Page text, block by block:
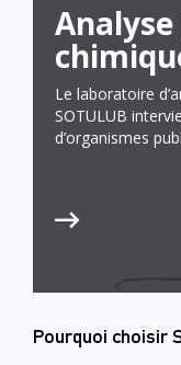
Le laboratoire
SOTULUB
d’organismes
Pourquoi choisir